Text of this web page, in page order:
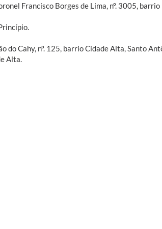
Francisco Borges de Lima, nº. 3005,
do Cahy, nº. 125, barrio Cidade Alta, Santo
Alta.